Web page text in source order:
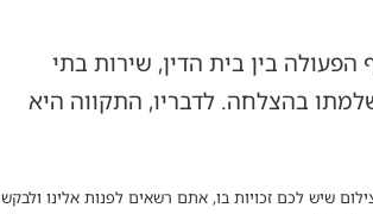
הפעולה בין בית הדין, שירות בתי
בהצלחה. לדבריו, התקווה היא
שיש לכם זכויות בו, אתם רשאים לפנות אלינו ולבקש